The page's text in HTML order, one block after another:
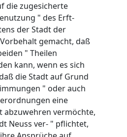
die zugesicherte
" des Erft-
der Stadt der
gemacht, daß
" Theilen
kann, wenn es sich
die Stadt auf Grund
" oder auch
eine
abzuwehren vermöchte,
Neuss ver- " pflichtet,